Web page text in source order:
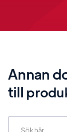
Annan
till